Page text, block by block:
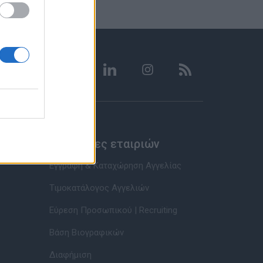
Υπηρεσίες εταιριών
Εγγραφή & Καταχώρηση Αγγελίας
Τιμοκατάλογος Αγγελιών
Εύρεση Προσωπικού | Recruiting
Βάση Βιογραφικών
Διαφήμιση